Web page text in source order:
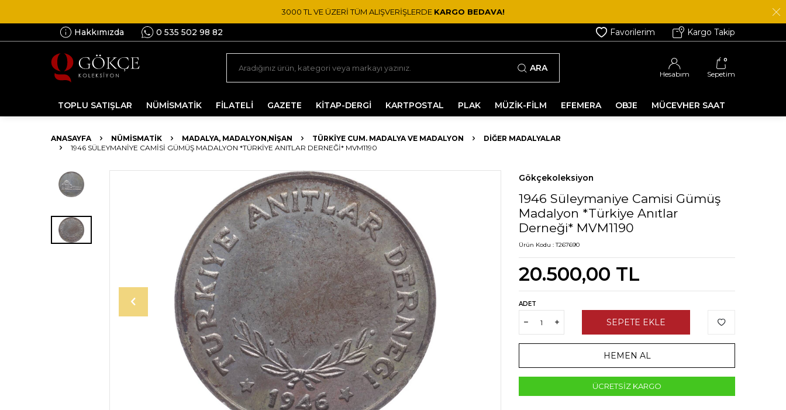
3000 TL VE ÜZERİ TÜM ALIŞVERİŞLERDE KARGO BEDAVA!
Hakkımızda 0 535 502 98 82 Favorilerim Kargo Takip
ARA
Hesabım
0
Sepetim
TOPLU SATIŞLAR NÜMİSMATİK FİLATELİ GAZETE KİTAP-DERGİ KARTPOSTAL PLAK MÜZİK-FİLM EFEMERA OBJE MÜCEVHER SAAT
ANASAYFA NÜMİSMATİK MADALYA, MADALYON,NIŞAN TÜRKIYE CUM. MADALYA VE MADALYON
DIĞER MADALYALAR
1946 SÜLEYMANIYE CAMISI GÜMÜŞ MADALYON *TÜRKIYE ANITLAR DERNEĞI* MVM1190
Gökçekoleksiyon
1946 Süleymaniye Camisi Gümüş
Madalyon *Türkiye Anıtlar
Derneği* MVM1190
Ürün Kodu :T267690
20.500,00 TL
ADET
SEPETE EKLE
HEMEN AL
ÜCRETSIZ KARGO